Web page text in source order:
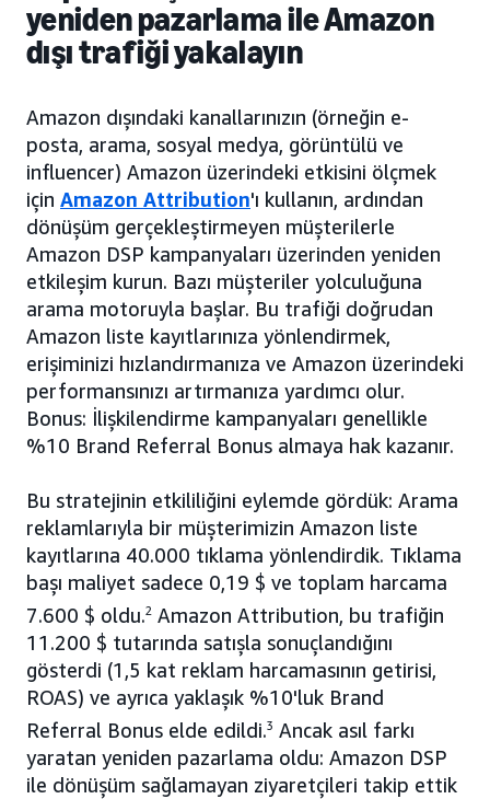
yeniden pazarlama ile Amazon
dışı trafiği yakalayın
Amazon dışındaki kanallarınızın (örneğin e-
posta, arama, sosyal medya, görüntülü ve
influencer) Amazon üzerindeki etkisini ölçmek
için Amazon Attribution'ı kullanın, ardından
dönüşüm gerçekleştirmeyen müşterilerle
Amazon DSP kampanyaları üzerinden yeniden
etkileşim kurun. Bazı müşteriler yolculuğuna
arama motoruyla başlar. Bu trafiği doğrudan
Amazon liste kayıtlarınıza yönlendirmek,
erişiminizi hızlandırmanıza ve Amazon üzerindeki
performansınızı artırmanıza yardımcı olur.
Bonus: İlişkilendirme kampanyaları genellikle
%10 Brand Referral Bonus almaya hak kazanır.
Bu stratejinin etkililiğini eylemde gördük: Arama
reklamlarıyla bir müşterimizin Amazon liste
kayıtlarına 40.000 tıklama yönlendirdik. Tıklama
başı maliyet sadece 0,19 $ ve toplam harcama
7.600 $ oldu.2 Amazon Attribution, bu trafiğin
11.200 $ tutarında satışla sonuçlandığını
gösterdi (1,5 kat reklam harcamasının getirisi,
ROAS) ve ayrıca yaklaşık %10'luk Brand
Referral Bonus elde edildi.3 Ancak asıl farkı
yaratan yeniden pazarlama oldu: Amazon DSP
ile dönüşüm sağlamayan ziyaretçileri takip ettik